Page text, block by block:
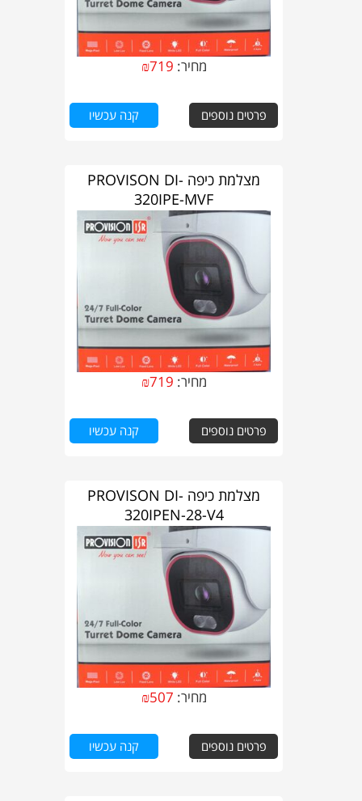
מחיר: ₪719
פרטים נוספים קנה עכשיו
מצלמת כיפה PROVISON DI-
320IPE-MVF
מחיר: ₪719
פרטים נוספים קנה עכשיו
מצלמת כיפה PROVISON DI-
320IPEN-28-V4
מחיר: ₪507
פרטים נוספים קנה עכשיו